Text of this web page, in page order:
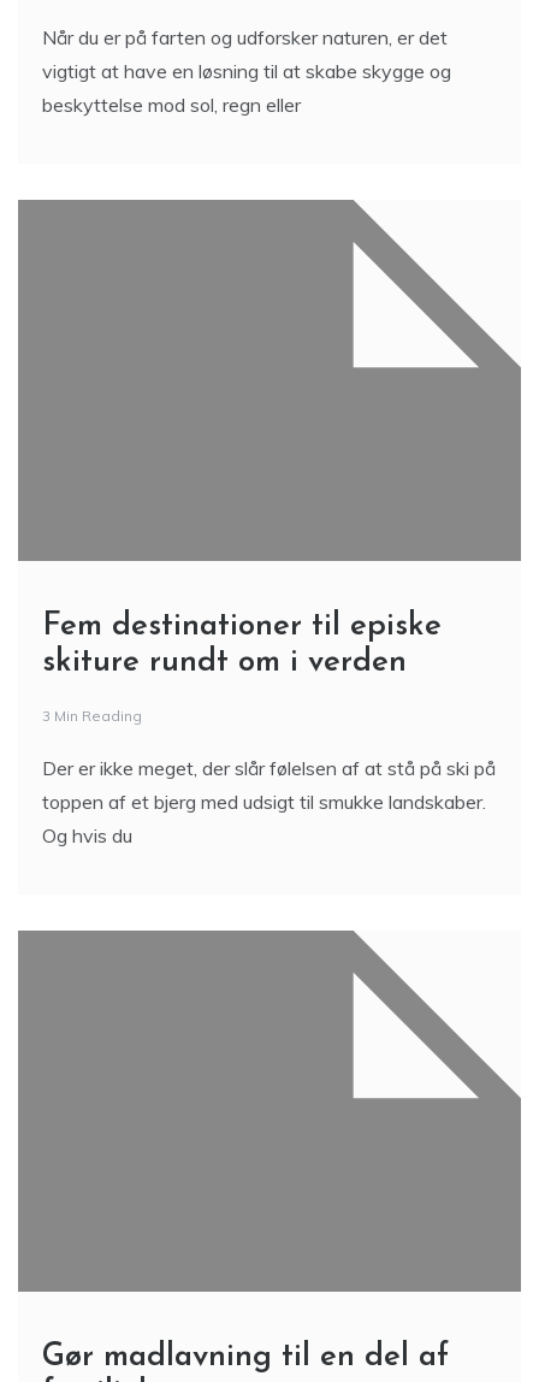
Når du er på farten og udforsker naturen, er det
vigtigt at have en løsning til at skabe skygge og
beskyttelse mod sol, regn eller
Fem destinationer til episke
skiture rundt om i verden
3 Min Reading
Der er ikke meget, der slår følelsen af at stå på ski på
toppen af et bjerg med udsigt til smukke landskaber.
Og hvis du
Gør madlavning til en del af